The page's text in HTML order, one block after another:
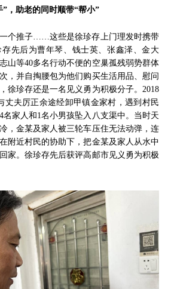
，助老的同时顺带“帮小”
个推子……这些是徐珍存上门理发时携带
先后为曹年琴、钱士英、张鑫泽、金大
山等40多名行动不便的空巢孤残弱势群体
，并自掏腰包为他们购买生活用品、慰问
徐珍存还是一名见义勇为积极分子。2018
丈夫厉正余途经卸甲镇金家村，遇到村民
家人和1名小男孩坠入八支渠中。当时天
，金某及家人被三轮车压住无法动弹，连
附近村民的协助下，把金某及家人从水中
家。徐珍存先后获评高邮市见义勇为积极